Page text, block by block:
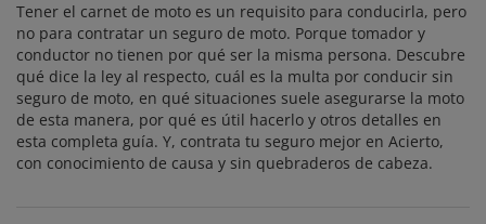
Tener el carnet de moto es un requisito para conducirla, pero
no para contratar un seguro de moto. Porque tomador y
conductor no tienen por qué ser la misma persona. Descubre
qué dice la ley al respecto, cuál es la multa por conducir sin
seguro de moto, en qué situaciones suele asegurarse la moto
de esta manera, por qué es útil hacerlo y otros detalles en
esta completa guía. Y, contrata tu seguro mejor en Acierto,
con conocimiento de causa y sin quebraderos de cabeza.